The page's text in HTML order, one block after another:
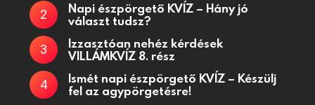
Napi észpörgető KVÍZ – Hány jó
választ tudsz?
Izzasztóan nehéz kérdések
VILLÁMKVÍZ 8. rész
Ismét napi észpörgető KVÍZ – Készülj
fel az agypörgetésre!